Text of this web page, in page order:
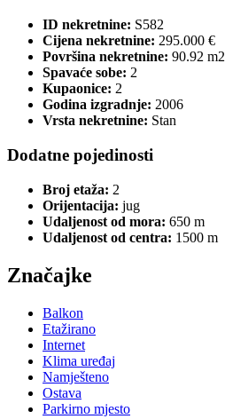
ID nekretnine: S582
Cijena nekretnine: 295.000 €
Površina nekretnine: 90.92 m2
Spavaće sobe: 2
Kupaonice: 2
Godina izgradnje: 2006
Vrsta nekretnine: Stan
Dodatne pojedinosti
Broj etaža: 2
Orijentacija: jug
Udaljenost od mora: 650 m
Udaljenost od centra: 1500 m
Značajke
Balkon
Etažirano
Internet
Klima uređaj
Namješteno
Ostava
Parkirno mjesto